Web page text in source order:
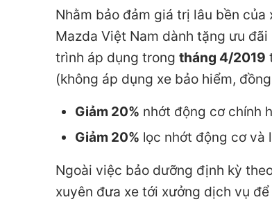
Nhằm bảo đảm giá trị lâu bền
Mazda Việt Nam dành tặng ưu
trình áp dụng trong tháng 4/2019
(không áp dụng xe bảo hiểm,
Giảm 20% nhớt động cơ chính
Giảm 20% lọc nhớt động cơ và
Ngoài việc bảo dưỡng định kỳ
xuyên đưa xe tới xưởng dịch vụ